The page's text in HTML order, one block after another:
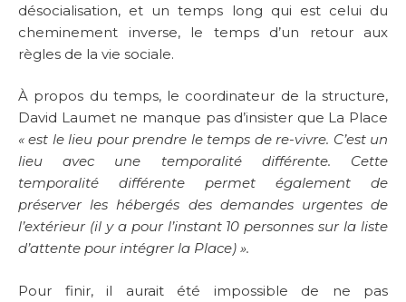
désocialisation, et un temps long qui est celui du
cheminement inverse, le temps d’un retour aux
règles de la vie sociale.
À propos du temps, le coordinateur de la structure,
David Laumet ne manque pas d’insister que La Place
« est le lieu pour prendre le temps de re-vivre. C’est un
lieu avec une temporalité différente. Cette
temporalité différente permet également de
préserver les hébergés des demandes urgentes de
l’extérieur (il y a pour l’instant 10 personnes sur la liste
d’attente pour intégrer la Place) ».
Pour finir, il aurait été impossible de ne pas